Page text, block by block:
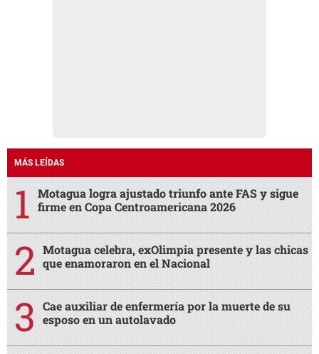
MÁS LEÍDAS
Motagua logra ajustado triunfo ante FAS y sigue
firme en Copa Centroamericana 2026
Motagua celebra, exOlimpia presente y las chicas
que enamoraron en el Nacional
Cae auxiliar de enfermería por la muerte de su
esposo en un autolavado